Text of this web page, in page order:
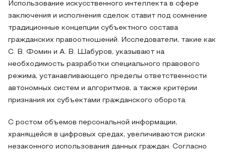
Использование искусственного интеллекта в сфере
заключения и исполнения сделок ставит под сомнение
традиционные концепции субъектного состава
гражданских правоотношений. Исследователи, такие как
С. В. Фомин и А. В. Шабуров, указывают на
необходимость разработки специального правового
режима, устанавливающего пределы ответственности
автономных систем и алгоритмов, а также критерии
признания их субъектами гражданского оборота.
С ростом объемов персональной информации,
хранящейся в цифровых средах, увеличиваются риски
незаконного использования данных граждан. Согласно